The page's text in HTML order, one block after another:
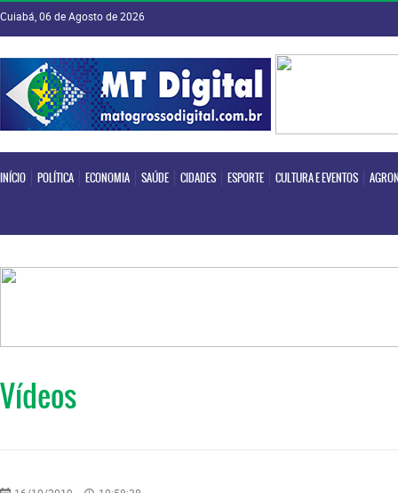
Cuiabá, 06 de Agosto de 2026
INÍCIO POLÍTICA ECONOMIA SAÚDE CIDADES ESPORTE CULTURA E EVENTOS
INÍCIO POLÍTICA ECONOMIA SAÚDE
Vídeos